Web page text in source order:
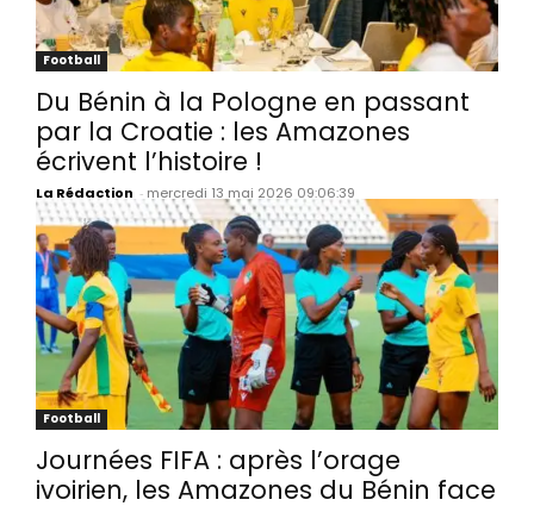
Football
Du Bénin à la Pologne en passant
par la Croatie : les Amazones
écrivent l’histoire !
La Rédaction - mercredi 13 mai 2026 09:06:39
Football
Journées FIFA : après l’orage
ivoirien, les Amazones du Bénin face